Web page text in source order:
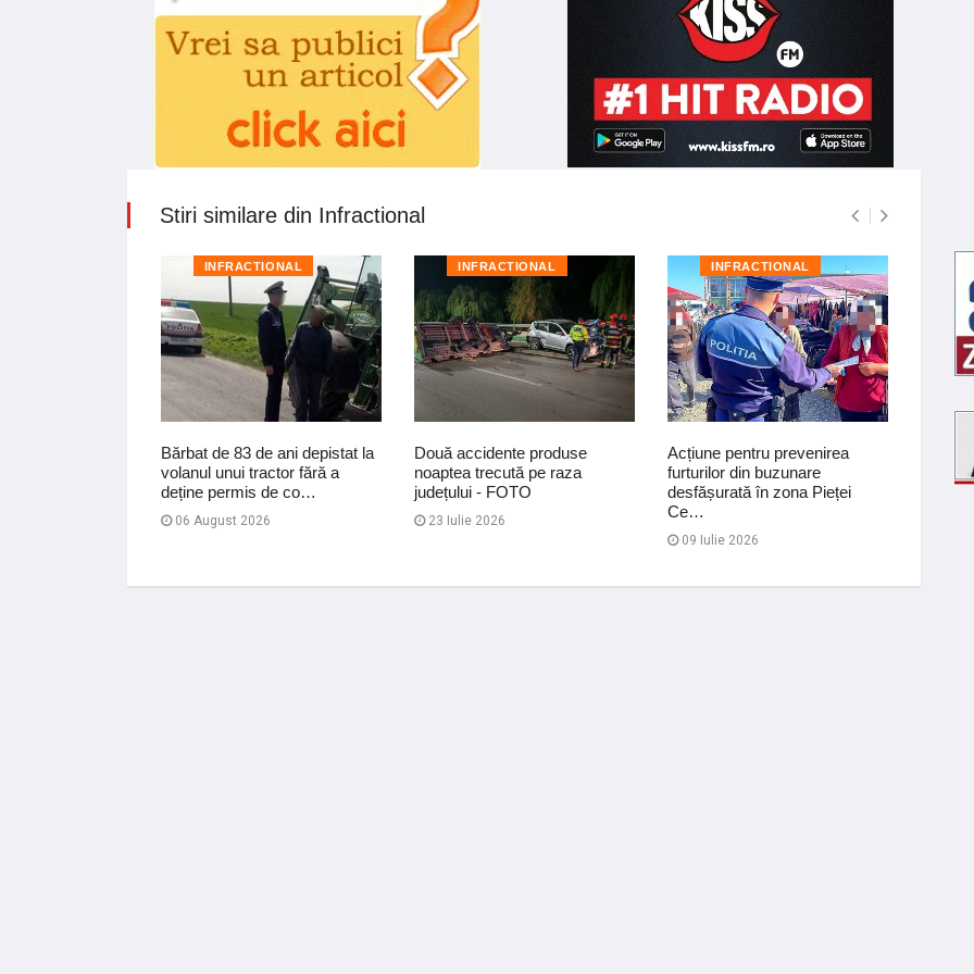
Stiri similare din Infractional
INFRACTIONAL
Bărbat de 83 de ani depistat la
volanul unui tractor fără a
deține permis de co…
06 August 2026
INFRACTIONAL
Două accidente produse
noaptea trecută pe raza
județului - FOTO
23 Iulie 2026
INFRACTIONAL
Acțiune pentru prevenirea
furturilor din buzunare
desfășurată în zona Pieței
Ce…
09 Iulie 2026